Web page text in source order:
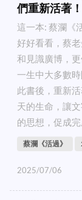
們重新活著！
這一本: 蔡瀾《
好好看看，蔡
和見識廣博，
一生中大多數
此書後，重新
天的生命，讓
的思想，促成
蔡瀾《活過》
2025/07/06